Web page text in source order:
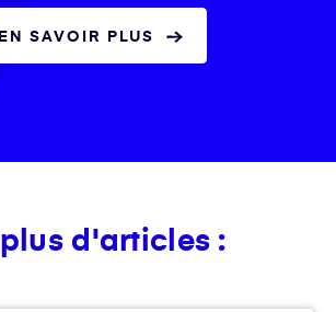
EN SAVOIR PLUS
d'articles :